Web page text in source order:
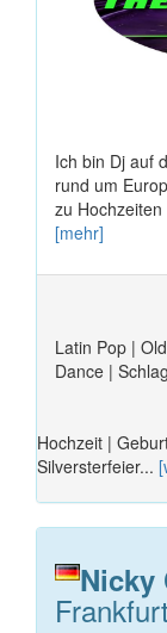
Ich bin Dj auf
rund um
zu
[mehr]
Latin Pop |
Dance |
Hochzeit |
Silversterfeier...
Nicky